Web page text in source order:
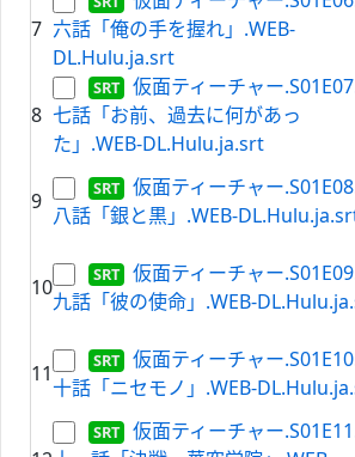
7 六話「俺の手を握れ」.WEB-
DL.Hulu.ja.srt
8
仮面ティーチャー
七話「お前、過去に何があっ
た」.WEB-DL.Hulu.ja.srt
9
仮面ティーチャー
八話「銀と黒」.WEB-
10
仮面ティーチャー
九話「彼の使命」.WEB-
11
仮面ティーチャー
十話「ニセモノ」.WEB-
仮面ティーチャー